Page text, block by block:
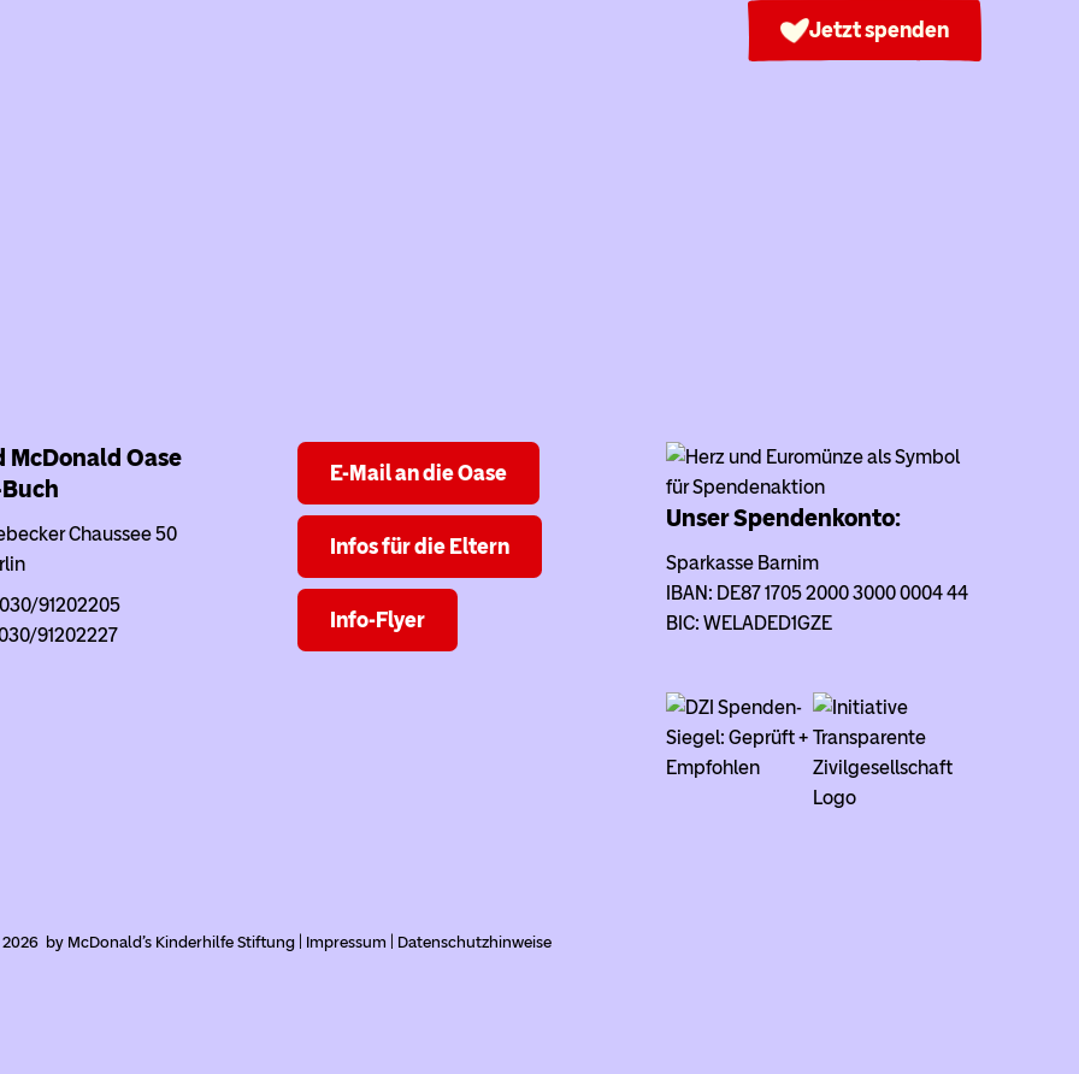
Jetzt spenden
McDonald Oase
Chaussee 50
91202205
91202227
E-Mail an die Oase
Infos für die Eltern
Info-Flyer
Unser Spendenkonto:
Sparkasse Barnim
IBAN: DE87 1705 2000 3000 0004 44
BIC: WELADED1GZE
by McDonald's Kinderhilfe Stiftung | Impressum Datenschutzhinweise